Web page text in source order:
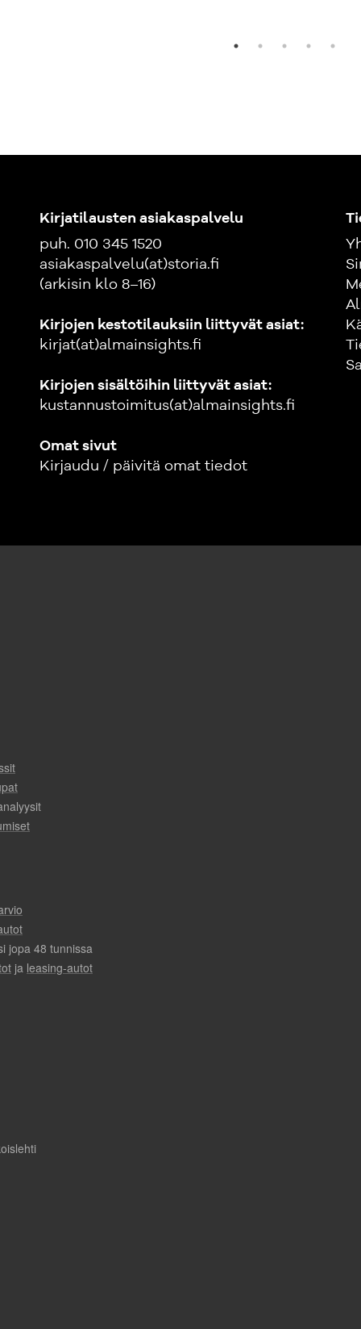
Kirjatilausten asiakaspalvelu
puh. 010 345 1520
asiakaspalvelu(at)storia.fi
(arkisin klo 8–16)
Kirjojen kestotilauksiin liittyvät asiat:
kirjat(at)almainsights.fi
Kirjojen sisältöihin liittyvät asiat:
kustannustoimitus(at)almainsights.fi
Omat sivut
Kirjaudu / päivitä omat tiedot